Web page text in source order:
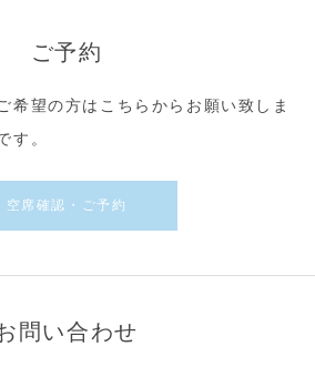
ご予約
希望の方はこちらからお願い致しま
す。
空席確認・ご予約
問い合わせ